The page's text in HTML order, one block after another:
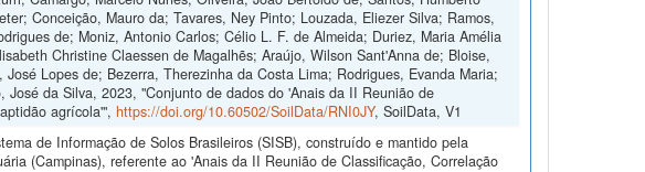
Conceição, Mauro da; Tavares, Ney Pinto; Louzada, Eliezer Silva; Ramos,
de; Moniz, Antonio Carlos; Célio L. F. de Almeida; Duriez, Maria Amélia
Christine Claessen de Magalhẽs; Araújo, Wilson Sant'Anna de; Bloise,
Lopes de; Bezerra, Therezinha da Costa Lima; Rodrigues, Evanda Maria;
da Silva, 2023, "Conjunto de dados do 'Anais da II Reunião de
agrícola'", https://doi.org/10.60502/SoilData/RNI0JY, SoilData, V1
de Informação de Solos Brasileiros (SISB), construído e mantido pela
(Campinas), referente ao 'Anais da II Reunião de Classificação, Correlação